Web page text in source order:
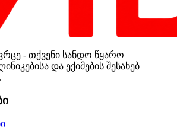
- თქვენი სანდო წყარო
და ექიმების შესახებ